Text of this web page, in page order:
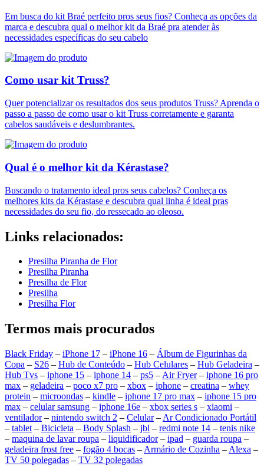
Em busca do kit Braé perfeito pros seus fios? Conheça as opções da
marca e descubra qual o melhor kit da Braé pra atender às
necessidades específicas do seu cabelo
Como usar kit Truss?
Quer potencializar os resultados dos seus produtos Truss? Aprenda o
passo a passo de como usar o kit Truss corretamente e garanta
cabelos saudáveis e deslumbrantes.
Qual é o melhor kit da Kérastase?
Buscando o tratamento ideal pros seus cabelos? Conheça os
melhores kits da Kérastase e descubra qual linha é ideal pras
necessidades do seu fio, do ressecado ao oleoso.
Links relacionados:
Presilha Piranha de Flor
Presilha Piranha
Presilha de Flor
Presilha
Presilha Flor
Termos mais procurados
Black Friday – iPhone 17 – iPhone 16 – Álbum de Figurinhas da
Copa – S26 – Hub de Conteúdo – Hub Celulares – Hub Geladeira –
Hub Tvs – iphone 15 – iphone 14 – ps5 – Air Fryer– iphone 16 pro
max – geladeira – poco x7 pro – xbox – iphone – creatina – whey
protein – microondas – kindle – iphone 17 pro max – iphone 15 pro
max – celular samsung – iphone 16e – xbox series s – xiaomi –
ventilador– nintendo switch 2 – Celular– Ar Condicionado Portátil
– tablet – Bicicleta – Body Splash – jbl – redmi note 14 – tenis nike
– maquina de lavar roupa – liquidificador– ipad – guarda roupa –
geladeira frost free – fogão 4 bocas – Armário de Cozinha – Alexa –
TV 50 polegadas – TV 32 polegadas